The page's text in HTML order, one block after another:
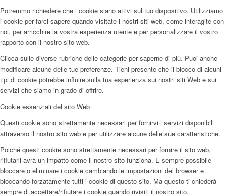
Potremmo richiedere che i cookie siano attivi sul tuo dispositivo. Utilizziamo
i cookie per farci sapere quando visitate i nostri siti web, come interagite con
noi, per arricchire la vostra esperienza utente e per personalizzare il vostro
rapporto con il nostro sito web.
Clicca sulle diverse rubriche delle categorie per saperne di più. Puoi anche
modificare alcune delle tue preferenze. Tieni presente che il blocco di alcuni
tipi di cookie potrebbe influire sulla tua esperienza sui nostri siti Web e sui
servizi che siamo in grado di offrire.
Cookie essenziali del sito Web
Questi cookie sono strettamente necessari per fornirvi i servizi disponibili
attraverso il nostro sito web e per utilizzare alcune delle sue caratteristiche.
Poiché questi cookie sono strettamente necessari per fornire il sito web,
rifiutarli avrà un impatto come il nostro sito funziona. È sempre possibile
bloccare o eliminare i cookie cambiando le impostazioni del browser e
bloccando forzatamente tutti i cookie di questo sito. Ma questo ti chiederà
sempre di accettare/rifiutare i cookie quando rivisiti il nostro sito.